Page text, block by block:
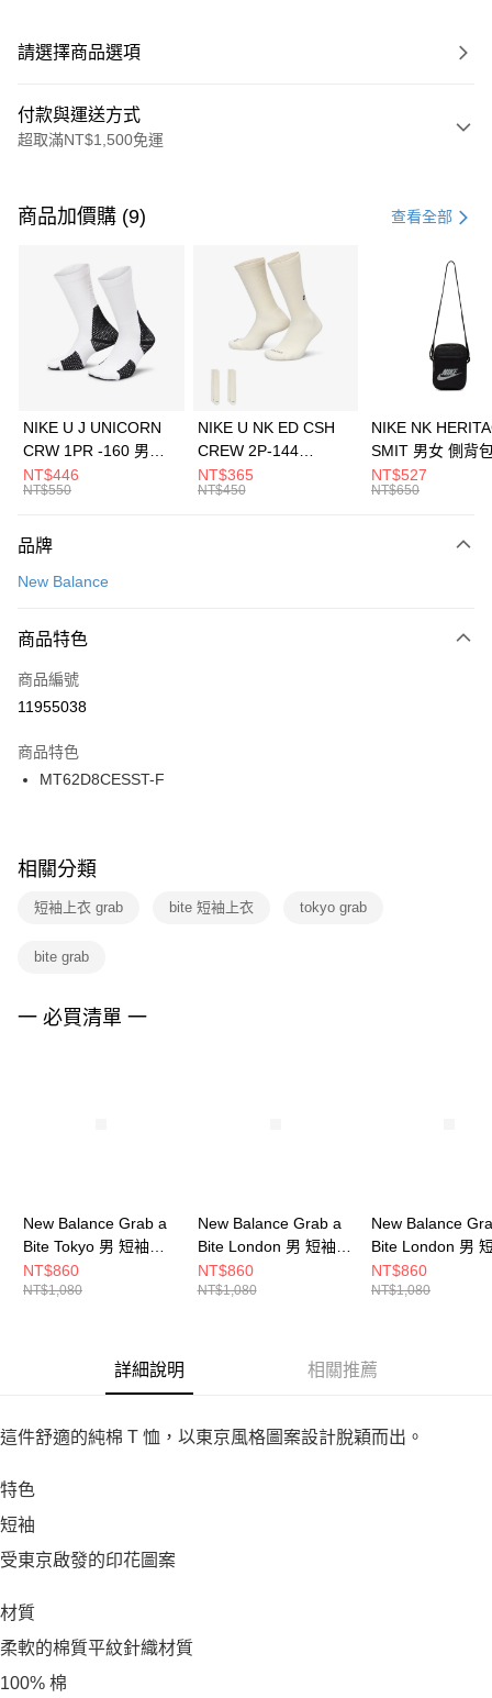
請選擇商品選項
付款與運送方式
超取滿NT$1,500免運
信用卡一次付款
3 期 0 利率 每期 21家銀行
合作金庫商業銀行
第一商業銀行
華南商業銀行
彰化商業銀行
上海商業儲蓄銀行
元大商業銀行
台灣樂天信用卡公司
Apple Pay
全盈+PAY
AFTEE先享後付
【關於「AFTEE先享後付」】
便利好安心！
３．安心：先確認商品／服務後，再付款。
【「AFTEE先享後付」結帳流程】
１．於結帳方式選擇「AFTEE先享後付」後，將跳轉至「AFTEE先享後付」
２．訂單成立數日內，您將收到繳費通知簡訊。
３．收到繳費通知簡訊後14天內，點擊此簡訊中的連結，可透過四大超商／
ATM／網路銀行／等多元方式進行付款，方視為交易完成。
※ 交易是否成功請以「AFTEE先享後付 」之結帳頁面顯示為準，若有關於
是否繳費成功／繳費後需取消欲退款等相關疑問，請聯繫「AFTEE先享後付
客戶支援中心」https://netprotections.freshdesk.com/support/home
１．透過由恩沛科技股份有限公司提供之「AFTEE先享後付」服務完成之交
２．關於個人資料處理事宜，請瀏覽以下網址：
運送方式
每筆NT$100，滿NT$1,500(含以上)免運費
宅配
每筆NT$100，滿NT$1,500(含以上)免運費
付款後門市自取
每筆NT$100，滿NT$1,500(含以上)免運費
商品加價購 (9) 查看全部
NIKE U J UNICORN
CRW 1PR -160 男女
中統襪 FZ3393100
NT$446
NT$550
NIKE U NK ED CSH
CREW 2P-144
EMBRDY 男女 短統襪
FZ3073133
NT$365
NT$450
NIKE NK
SMIT 男女 側背
BA5871010
NT$527
NT$650
品牌
New Balance
商品特色
商品編號
11955038
商品特色
MT62D8CESST-F
相關分類
短袖上衣 grab bite 短袖上衣 tokyo grab
bite grab
一 必買清單 一
New Balance Grab a
Bite Tokyo 男 短袖上
衣 MT62D8CENNY-F
NT$860
NT$1,080
New Balance Grab a
Bite London 男 短袖上
衣 MT62B9LISST-F
NT$860
NT$1,080
New Balance
Bite London 男
衣
NT$860
NT$1,080
詳細說明 相關推薦
這件舒適的純棉 T 恤，以東京風格圖案設計脫穎而出。
特色
短袖
受東京啟發的印花圖案
材質
柔軟的棉質平紋針織材質
100% 棉